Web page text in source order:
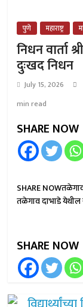
पुणे महाराष्ट्र
निधन वार्ता
दुःखद निधन
July 15, 2026
min read
SHARE NOW
SHARE
तळेगाव दाभाडे येथील
SHARE NOW